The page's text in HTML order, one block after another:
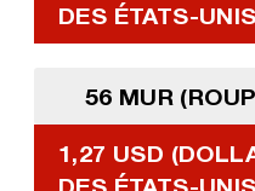
DES ÉTATS-
56 MUR
1,27 USD